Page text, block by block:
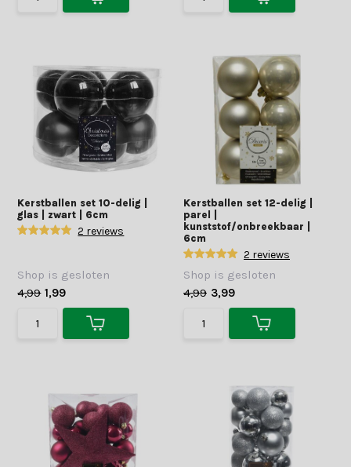
Kerstballen set 10-delig |
glas | zwart | 6cm
2 reviews
Shop is gesloten
4,99 1,99
Kerstballen set 12-delig |
parel |
kunststof/onbreekbaar |
6cm
2 reviews
Shop is gesloten
4,99 3,99